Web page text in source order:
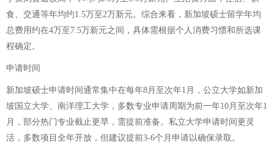
食、交通等年均约1.5万至2万新元。综合来看，新加坡硕士留学年均
总费用约在4万至7.5万新元之间，具体需根据个人消费习惯和所选课
程确定。
申请时间
新加坡硕士申请时间通常集中在每年8月至次年1月，公立大学如新加
坡国立大学、南洋理工大学，多数专业申请周期为前一年10月至次年1
月，部分热门专业截止更早，需提前准备。私立大学申请时间更灵
活，多数项目全年开放，但建议提前3-6个月申请以确保录取。